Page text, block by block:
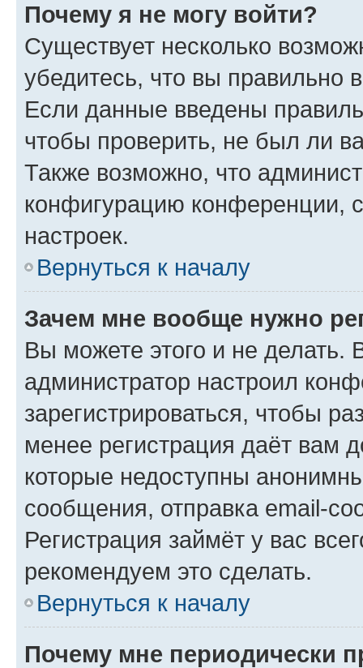
Почему я не могу войти?
Существует несколько
убедитесь, что вы правильно
Если данные введены
чтобы проверить, не был ли
Также возможно, что
конфигурацию конференции,
настроек.
Вернуться к началу
Зачем мне вообще нужно
Вы можете этого и не делать.
администратор настроил
зарегистрироваться, чтобы
менее регистрация даёт вам
которые недоступны
сообщения, отправка email-
Регистрация займёт у вас
рекомендуем это сделать.
Вернуться к началу
Почему мне периодически